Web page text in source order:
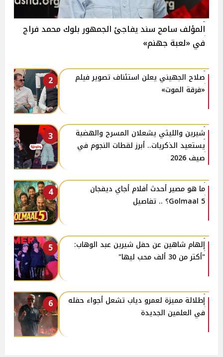
المؤلف سامح سند يفاجئ الجمهور بلوك محمد فراج
في «لعبة جهنم»
2
صلاح الجهيني يعلن استئناف تصوير فيلم
«فرقة الموت»
3
شيرين والليثي يشعلان المسرح والهضبة
يستعيد الذكريات.. أبرز لقطات النجوم في
صيف 2026
4
ما هو مصير أحدث أفلام أجاي ديفجان
Golmaal 5؟ .. تفاصيل
5
إلهام شاهين عن حفل شيرين عبد الوهاب:
"أكتر من 30 ألف محب ليها"
6
إطلالة مميزة لعمرو دياب تشعل أجواء حفله
في العلمين الجديدة